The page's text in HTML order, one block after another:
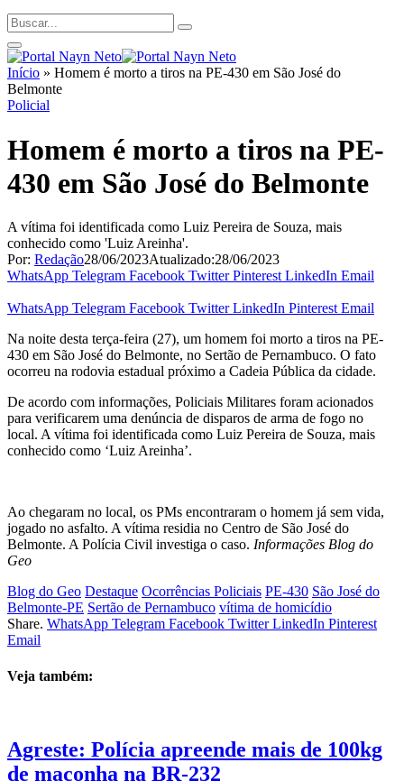
Início » Homem é morto a tiros na PE-430 em São José do
Belmonte
Policial
Homem é morto a tiros na PE-
430 em São José do Belmonte
A vítima foi identificada como Luiz Pereira de Souza, mais
conhecido como 'Luiz Areinha'.
Por: Redação28/06/2023Atualizado:28/06/2023
WhatsApp Telegram Facebook Twitter Pinterest LinkedIn Email
WhatsApp Telegram Facebook Twitter LinkedIn Pinterest Email
Na noite desta terça-feira (27), um homem foi morto a tiros na PE-
430 em São José do Belmonte, no Sertão de Pernambuco. O fato
ocorreu na rodovia estadual próximo a Cadeia Pública da cidade.
De acordo com informações, Policiais Militares foram acionados
para verificarem uma denúncia de disparos de arma de fogo no
local. A vítima foi identificada como Luiz Pereira de Souza, mais
conhecido como ‘Luiz Areinha’.
Ao chegaram no local, os PMs encontraram o homem já sem vida,
jogado no asfalto. A vítima residia no Centro de São José do
Belmonte. A Polícia Civil investiga o caso. Informações Blog do
Geo
Blog do Geo Destaque Ocorrências Policiais PE-430 São José do
Belmonte-PE Sertão de Pernambuco vítima de homicídio
Share. WhatsApp Telegram Facebook Twitter LinkedIn Pinterest
Email
Veja também:
Agreste: Polícia apreende mais de 100kg
de maconha na BR-232